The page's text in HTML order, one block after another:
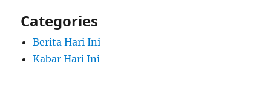
Categories
Berita Hari Ini
Kabar Hari Ini